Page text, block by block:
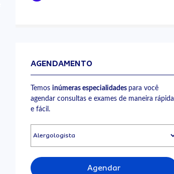
AGENDAMENTO
Temos inúmeras especialidades para você
agendar consultas e exames de maneira rápida
e fácil.
Agendar